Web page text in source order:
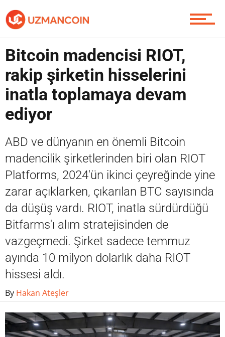
Piyasa
Soru Sor
Contact / İletişim
Bitcoin madencisi RIOT,
rakip şirketin hisselerini
inatla toplamaya devam
ediyor
ABD ve dünyanın en önemli Bitcoin
madencilik şirketlerinden biri olan RIOT
Platforms, 2024'ün ikinci çeyreğinde yine
zarar açıklarken, çıkarılan BTC sayısında
da düşüş vardı. RIOT, inatla sürdürdüğü
Bitfarms'ı alım stratejisinden de
vazgeçmedi. Şirket sadece temmuz
ayında 10 milyon dolarlık daha RIOT
hissesi aldı.
By Hakan Ateşler